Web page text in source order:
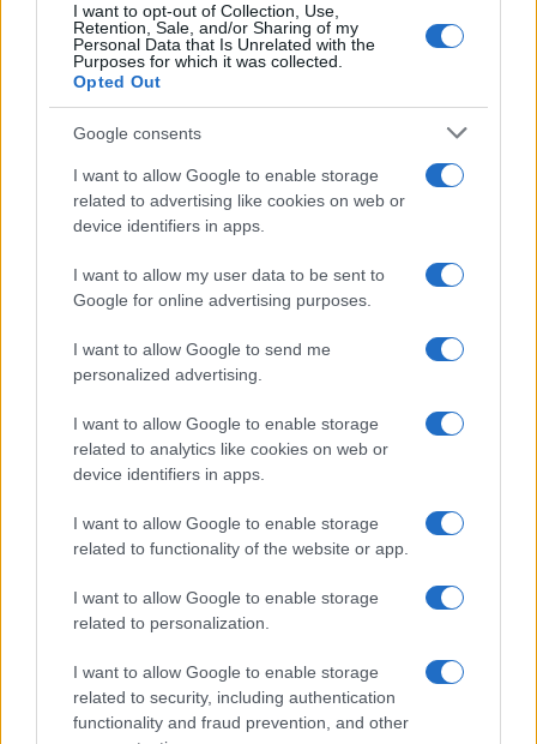
I want to opt-out of Collection, Use,
Retention, Sale, and/or Sharing of my
Personal Data that Is Unrelated with the
Purposes for which it was collected.
Opted Out
Google consents
I want to allow Google to enable storage
related to advertising like cookies on web or
device identifiers in apps.
I want to allow my user data to be sent to
Google for online advertising purposes.
I want to allow Google to send me
personalized advertising.
I want to allow Google to enable storage
related to analytics like cookies on web or
device identifiers in apps.
I want to allow Google to enable storage
related to functionality of the website or app.
I want to allow Google to enable storage
related to personalization.
I want to allow Google to enable storage
related to security, including authentication
functionality and fraud prevention, and other
Continua a leggere